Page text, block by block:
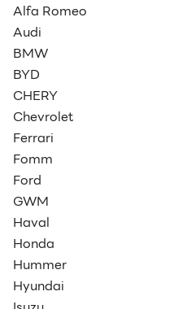
Alfa Romeo
Audi
BMW
BYD
CHERY
Chevrolet
Ferrari
Fomm
Ford
GWM
Haval
Honda
Hummer
Hyundai